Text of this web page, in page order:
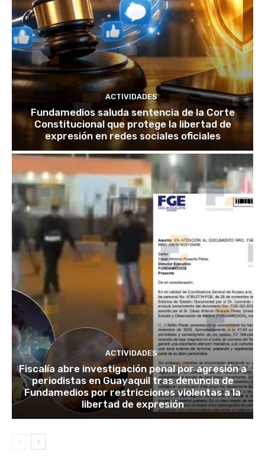
ACTIVIDADES
Fundamedios saluda sentencia de la Corte
Constitucional que protege la libertad de
expresión en redes sociales oficiales
ACTIVIDADES
Fiscalía abre investigación penal por agresión a
periodistas en Guayaquil tras denuncia de
Fundamedios por restricciones violentas a la
libertad de expresión